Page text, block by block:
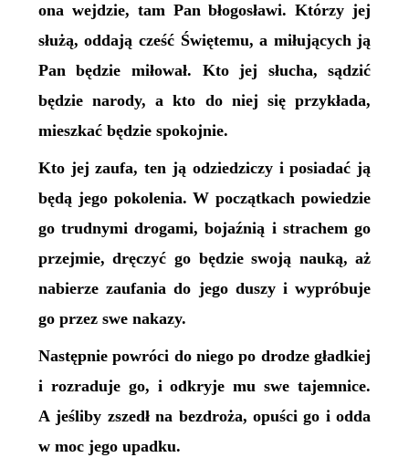
ona wejdzie, tam Pan błogosławi. Którzy jej
służą, oddają cześć Świętemu, a miłujących ją
Pan będzie miłował. Kto jej słucha, sądzić
będzie narody, a kto do niej się przykłada,
mieszkać będzie spokojnie.
Kto jej zaufa, ten ją odziedziczy i posiadać ją
będą jego pokolenia. W początkach powiedzie
go trudnymi drogami, bojaźnią i strachem go
przejmie, dręczyć go będzie swoją nauką, aż
nabierze zaufania do jego duszy i wypróbuje
go przez swe nakazy.
Następnie powróci do niego po drodze gładkiej
i rozraduje go, i odkryje mu swe tajemnice.
A jeśliby zszedł na bezdroża, opuści go i odda
w moc jego upadku.